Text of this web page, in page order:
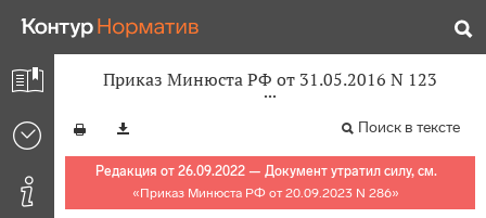
Приказ Минюста РФ от 31.05.2016 N 123
Поиск в тексте
Редакция от 26.09.2022 — Документ утратил силу, см.
«Приказ Минюста РФ от 20.09.2023 N 286»